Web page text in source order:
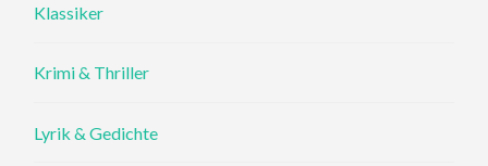
Klassiker
Krimi & Thriller
Lyrik & Gedichte